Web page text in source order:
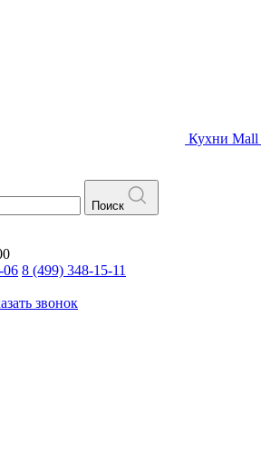
Кухни Mall
Поиск
06 8 (499) 348-15-11
звонок